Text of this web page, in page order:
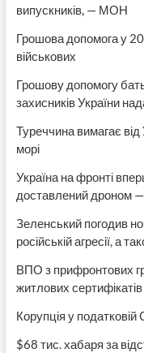
випускників, — МОН
Грошова допомога у
військових
Грошову допомогу
захисників України
Туреччина вимагає
морі
Україна на фронті
доставлений дроном
Зеленський погодив
російській агресії, а
ВПО з прифронтових
житлових
Корупція у
$68 тис. хабаря за